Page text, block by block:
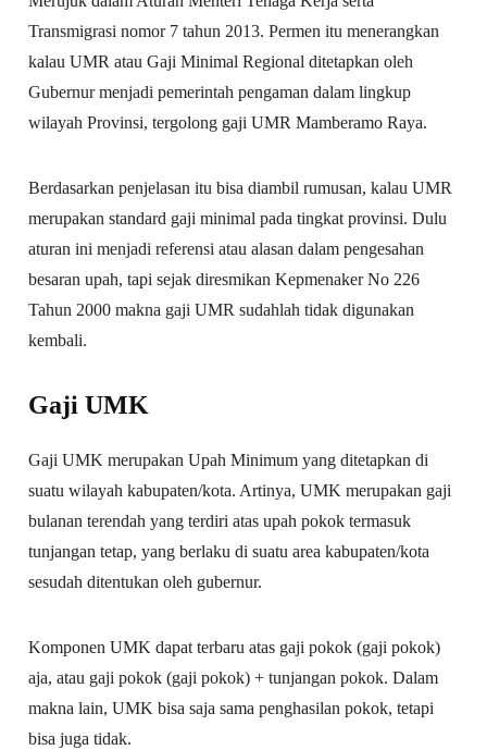
Transmigrasi nomor 7 tahun 2013. Permen itu menerangkan
kalau UMR atau Gaji Minimal Regional ditetapkan oleh
Gubernur menjadi pemerintah pengaman dalam lingkup
wilayah Provinsi, tergolong gaji UMR Mamberamo Raya.
Berdasarkan penjelasan itu bisa diambil rumusan, kalau UMR
merupakan standard gaji minimal pada tingkat provinsi. Dulu
aturan ini menjadi referensi atau alasan dalam pengesahan
besaran upah, tapi sejak diresmikan Kepmenaker No 226
Tahun 2000 makna gaji UMR sudahlah tidak digunakan
kembali.
Gaji UMK
Gaji UMK merupakan Upah Minimum yang ditetapkan di
suatu wilayah kabupaten/kota. Artinya, UMK merupakan gaji
bulanan terendah yang terdiri atas upah pokok termasuk
tunjangan tetap, yang berlaku di suatu area kabupaten/kota
sesudah ditentukan oleh gubernur.
Komponen UMK dapat terbaru atas gaji pokok (gaji pokok)
aja, atau gaji pokok (gaji pokok) + tunjangan pokok. Dalam
makna lain, UMK bisa saja sama penghasilan pokok, tetapi
bisa juga tidak.